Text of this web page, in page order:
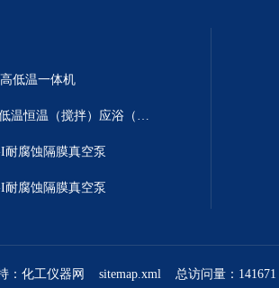
低温一体机
WDHF-4002低温恒温（搅拌）应浴（槽）
耐腐蚀隔膜真空泵
耐腐蚀隔膜真空泵
： 化工仪器网 sitemap.xml 总访问量：141671